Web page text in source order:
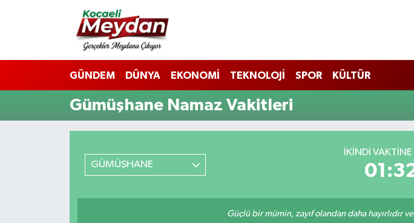
GÜNDEM DÜNYA EKONOMİ TEKNOLOJİ SPOR KÜLTÜR
Gümüşhane Namaz Vakitleri
GÜMÜŞHANE
İKINDI
Güçlü bir mümin, zayıf olandan daha hayırlıdır
Nöbetçi Eczaneler
Hava Durumu
Trafik Durumu
Tüm Manşetler
Son Dakika Haberleri